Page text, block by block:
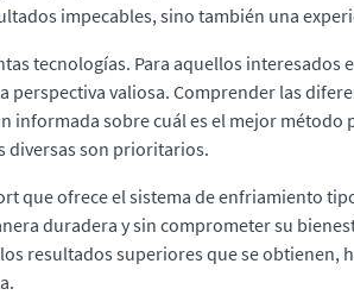
impecables, sino también una
tecnologías. Para aquellos interesados
perspectiva valiosa. Comprender las
informada sobre cuál es el mejor método
diversas son prioritarios.
que ofrece el sistema de enfriamiento
duradera y sin comprometer su
resultados superiores que se obtienen,